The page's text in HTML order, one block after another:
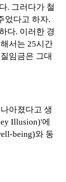
. 그러다가 철
었다고 하자.
다. 이러한 경
서는 25시간
임금은 그대
아졌다고 생
Illusion)'에
being)와 동